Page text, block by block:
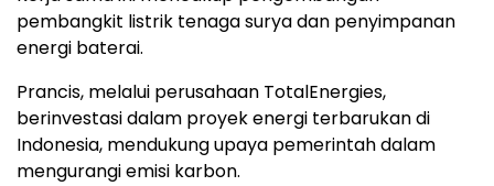
pembangkit listrik tenaga surya dan penyimpanan
energi baterai.
Prancis, melalui perusahaan TotalEnergies,
berinvestasi dalam proyek energi terbarukan di
Indonesia, mendukung upaya pemerintah dalam
mengurangi emisi karbon.